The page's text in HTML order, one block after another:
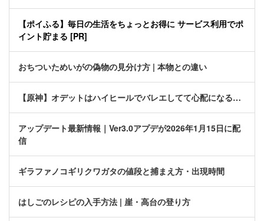
【ポイふる】毎日の生活をちょっとお得に サービス利用でポ
イント貯まる [PR]
おちついためいがの偽物の見分け方 | 本物との違い
【原神】オデットはハイヒールでバレエしてて心配になる…
アップデート最新情報｜Ver3.0アプデが2026年1月15日に配
信
ギラファノコギリクワガタの値段と捕まえ方・出現時間
はしごのレシピの入手方法 | 崖・高台の登り方